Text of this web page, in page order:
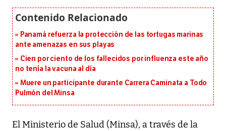
Panamá refuerza la protección de las tortugas marinas
ante amenazas en sus playas
Cien por ciento de los fallecidos por influenza este año
no tenía la vacuna al día
Muere un participante durante Carrera Caminata a Todo
Pulmón del Minsa
El Ministerio de Salud (Minsa), a través de la